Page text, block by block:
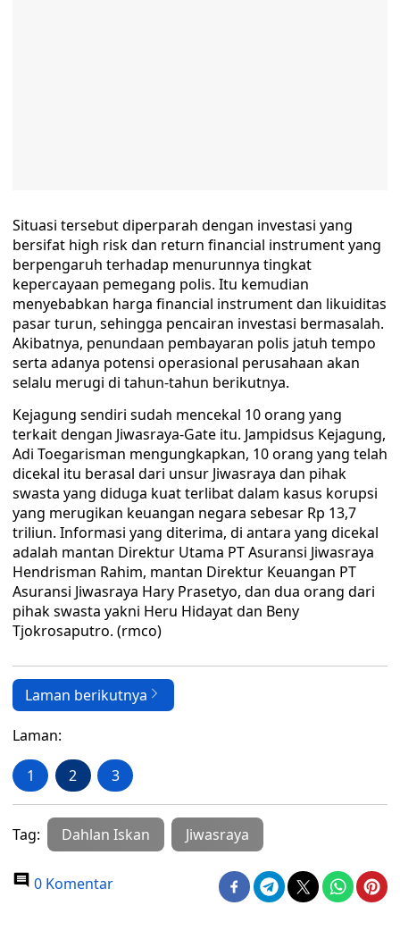
Situasi tersebut diperparah dengan investasi yang
bersifat high risk dan return financial instrument yang
berpengaruh terhadap menurunnya tingkat
kepercayaan pemegang polis. Itu kemudian
menyebabkan harga financial instrument dan likuiditas
pasar turun, sehingga pencairan investasi bermasalah.
Akibatnya, penundaan pembayaran polis jatuh tempo
serta adanya potensi operasional perusahaan akan
selalu merugi di tahun-tahun berikutnya.
Kejagung sendiri sudah mencekal 10 orang yang
terkait dengan Jiwasraya-Gate itu. Jampidsus Kejagung,
Adi Toegarisman mengungkapkan, 10 orang yang telah
dicekal itu berasal dari unsur Jiwasraya dan pihak
swasta yang diduga kuat terlibat dalam kasus korupsi
yang merugikan keuangan negara sebesar Rp 13,7
triliun. Informasi yang diterima, di antara yang dicekal
adalah mantan Direktur Utama PT Asuransi Jiwasraya
Hendrisman Rahim, mantan Direktur Keuangan PT
Asuransi Jiwasraya Hary Prasetyo, dan dua orang dari
pihak swasta yakni Heru Hidayat dan Beny
Tjokrosaputro. (rmco)
Laman berikutnya
Laman:
1 2 3
Tag: Dahlan Iskan Jiwasraya
0 Komentar